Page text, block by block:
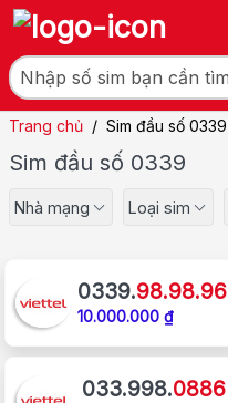
Trang chủ / Sim đầu số 0339
Sim đầu số 0339
Nhà mạng Loại sim
0339.98.98.96
10.000.000 ₫
033.998.0886